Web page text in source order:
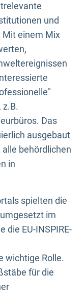
und
Mit einem Mix
Das
ausgebaut
behördlichen
in
spielten die
im
die EU-INSPIRE-
wichtige Rolle.
für die